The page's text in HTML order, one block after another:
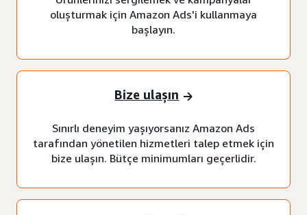
oluşturmak için Amazon Ads'i kullanmaya
başlayın.
Bize ulaşın
Sınırlı deneyim yaşıyorsanız Amazon Ads
tarafından yönetilen hizmetleri talep etmek için
bize ulaşın. Bütçe minimumları geçerlidir.